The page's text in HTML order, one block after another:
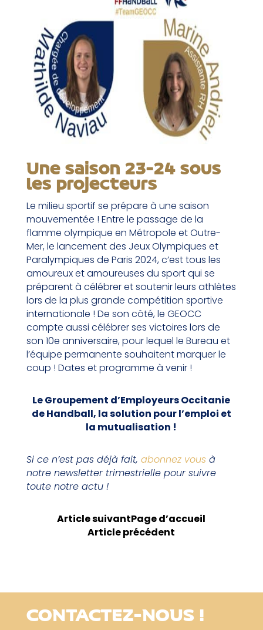
Une saison 23-24 sous
les projecteurs
Le milieu sportif se prépare à une saison
mouvementée ! Entre le passage de la
flamme olympique en Métropole et Outre-
Mer, le lancement des Jeux Olympiques et
Paralympiques de Paris 2024, c’est tous les
amoureux et amoureuses du sport qui se
préparent à célébrer et soutenir leurs athlètes
lors de la plus grande compétition sportive
internationale ! De son côté, le GEOCC
compte aussi célébrer ses victoires lors de
son 10e anniversaire, pour lequel le Bureau et
l’équipe permanente souhaitent marquer le
coup ! Dates et programme à venir !
Le Groupement d’Employeurs Occitanie
de Handball, la solution pour l’emploi et
la mutualisation !
Si ce n’est pas déjà fait, abonnez vousà
notre newsletter trimestrielle pour suivre
toute notre actu !
Article suivantPage d’accueil
Article précédent
CONTACTEZ-NOUS !